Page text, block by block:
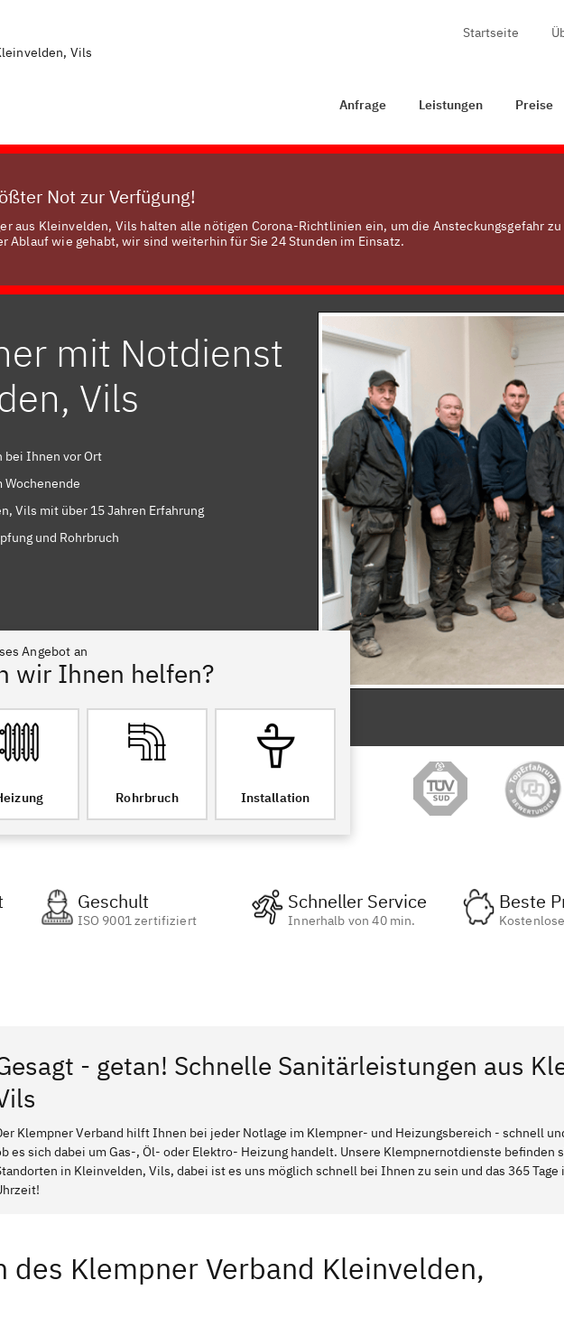
Vils
Startseite
Anfrage Leistungen Preise
Not zur Verfügung!
aus Kleinvelden, Vils halten alle nötigen Corona-Richtlinien ein, um die Ansteckungsgefahr zu
Ablauf wie gehabt, wir sind weiterhin für Sie 24 Stunden im Einsatz.
mit Notdienst
Vils
bei Ihnen vor Ort
Wochenende
Vils mit über 15 Jahren Erfahrung
und Rohrbruch
Angebot an
wir Ihnen helfen?
Rohrbruch Installation
Geschult
ISO 9001 zertifiziert
Schneller Service
Innerhalb von 40 min.
Beste
- getan! Schnelle Sanitärleistungen aus
Klempner Verband hilft Ihnen bei jeder Notlage im Klempner- und Heizungsbereich - schnell
es sich dabei um Gas-, Öl- oder Elektro- Heizung handelt. Unsere Klempnernotdienste befinden
in Kleinvelden, Vils, dabei ist es uns möglich schnell bei Ihnen zu sein und das 365 Tage
des Klempner Verband Kleinvelden,